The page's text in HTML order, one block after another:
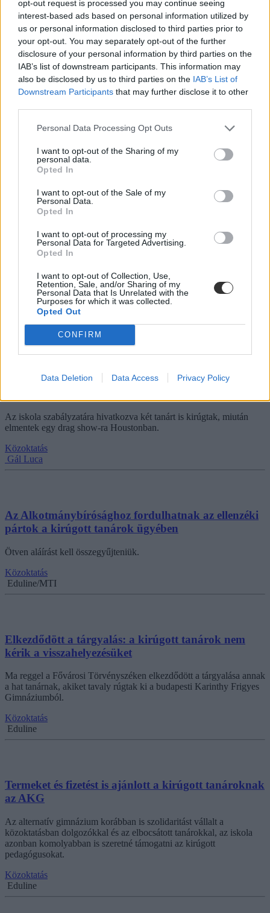
opt-out request is processed you may continue seeing
interest-based ads based on personal information utilized by
us or personal information disclosed to third parties prior to
your opt-out. You may separately opt-out of the further
disclosure of your personal information by third parties on the
IAB’s list of downstream participants. This information may
also be disclosed by us to third parties on the IAB’s List of
Downstream Participants that may further disclose it to other
Personal Data Processing Opt Outs
I want to opt-out of the Sharing of my
personal data.
Opted In
I want to opt-out of the Sale of my
Personal Data.
Opted In
I want to opt-out of processing my
Personal Data for Targeted Advertising.
Opted In
I want to opt-out of Collection, Use,
Retention, Sale, and/or Sharing of my
Personal Data that Is Unrelated with the
Purposes for which it was collected.
Opted Out
CONFIRM
Data Deletion Data Access Privacy Policy
Elbocsátották a december óta tüntető momentumos
Múlt héten levélben rúgták ki Dukán András Ferencet, a Madách
Imre Gimnázium tanárát, aki több mint 250 napon át azzal tüntetett a
november 30-ai elbocsátások után, hogy december óta nem tartotta
posztban írta le véleményét.
Közoktatás
Gál Luca
pedagógusokat rúgtak ki egy keresztény iskolából
Az iskola szabályzatára hivatkozva két tanárt is kirúgtak, miután
elmentek egy drag show-ra Houstonban.
Közoktatás
Gál Luca
Az Alkotmánybírósághoz fordulhatnak az ellenzéki
pártok a kirúgott tanárok ügyében
Ötven aláírást kell összegyűjteniük.
Közoktatás
Eduline/MTI
Elkezdődött a tárgyalás: a kirúgott tanárok nem
kérik a visszahelyezésüket
Ma reggel a Fővárosi Törvényszéken elkezdődött a tárgyalása annak
a hat tanárnak, akiket tavaly rúgtak ki a budapesti Karinthy Frigyes
Gimnáziumból.
Közoktatás
Eduline
Termeket és fizetést is ajánlott a kirúgott tanároknak
az AKG
Az alternatív gimnázium korábban is szolidaritást vállalt a
közoktatásban dolgozókkal és az elbocsátott tanárokkal, az iskola
azonban komolyabban is szeretné támogatni az kirúgott
pedagógusokat.
Közoktatás
Eduline